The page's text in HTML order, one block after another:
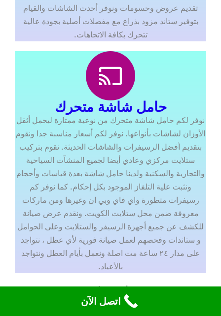
تقديم عروض وحسومات ونوفر أحدث الشاشات والقيام
بتوفير ستاند مزود بذراع مع مفصلات أصلية بجودة عالية
تتحرك بكافة الاتجاهات.
حامل شاشة متحرك
نوفر لكم حامل شاشة متحرك من نوعية ممتازة ليحمل أثقل
الأوزان لشاشات بأنواعها. نوفر لكم أسعار مناسبة جدا ونقوم
بتقديم أفضل الرسيفرات والشاشات الحديثة. نقوم بتركيب
ستلايت مركزي وعادي أيضا لجميع المنشآت السياحية
والتجارية والسكنية ولدينا حامل شاشة بعدة قياسات وأحجام
ونثبت علية التلفاز الموجود بكل إحكام. كما نوفر كم
رسيفرات متطورة واي فاي وبي ان وغيرها ومن ماركات
معروفة ضمن محل ستلايت الكويت. ونقدم عرض صيانة
للكشف عن جميع أجهزة الرسيفر والستلايت وعلى الحوامل
و ستاندات وفحصهم لعمل صيانة فورية لأي عطل ، نتواجد
على مدار ٢٤ ساعة مت اصلة ونعمل بأيام العطل ونتواجد
بالأعياد.
فني رسيفر
يقوم فني ستلايت بتركيب ستلايت حديث ومن جميع الأنواع
اتصل الآن